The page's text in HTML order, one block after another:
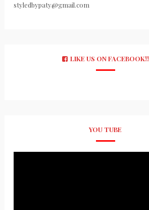
styledbypaty@gmail.com
LIKE US ON FACEBOOK!!
YOU TUBE